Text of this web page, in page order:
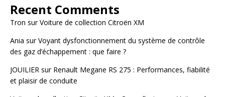
Recent Comments
Tron surVoiture de collection Citroën XM
Ania surVoyant dysfonctionnement du système de contrôle
des gaz d’échappement : que faire ?
JOUILIER sur Renault Megane RS 275 : Performances, fiabilité
et plaisir de conduite